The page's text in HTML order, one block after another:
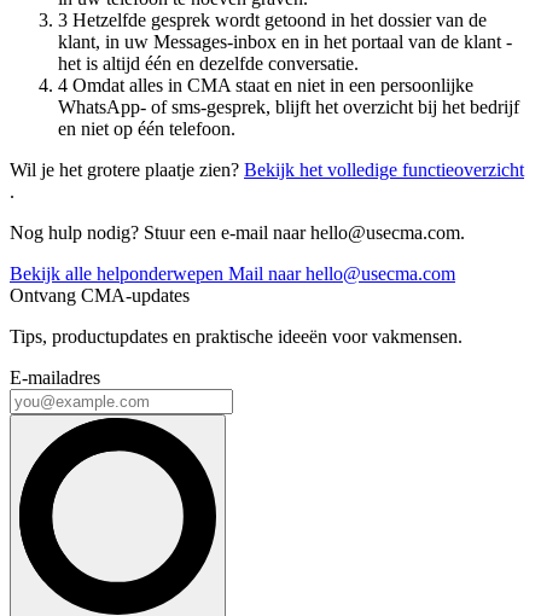
3 Hetzelfde gesprek wordt getoond in het dossier van de
klant, in uw Messages-inbox en in het portaal van de klant -
het is altijd één en dezelfde conversatie.
4 Omdat alles in CMA staat en niet in een persoonlijke
WhatsApp- of sms-gesprek, blijft het overzicht bij het bedrijf
en niet op één telefoon.
Wil je het grotere plaatje zien? Bekijk het volledige functieoverzicht
.
Nog hulp nodig? Stuur een e-mail naarhello@usecma.com.
Bekijk alle helponderwepen Mail naarhello@usecma.com
Ontvang CMA-updates
Tips, productupdates en praktische ideeën voor vakmensen.
E-mailadres